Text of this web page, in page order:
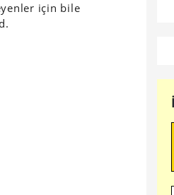
için bile